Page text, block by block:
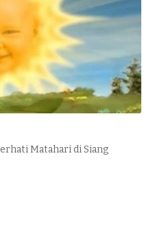
Matahari di Siang